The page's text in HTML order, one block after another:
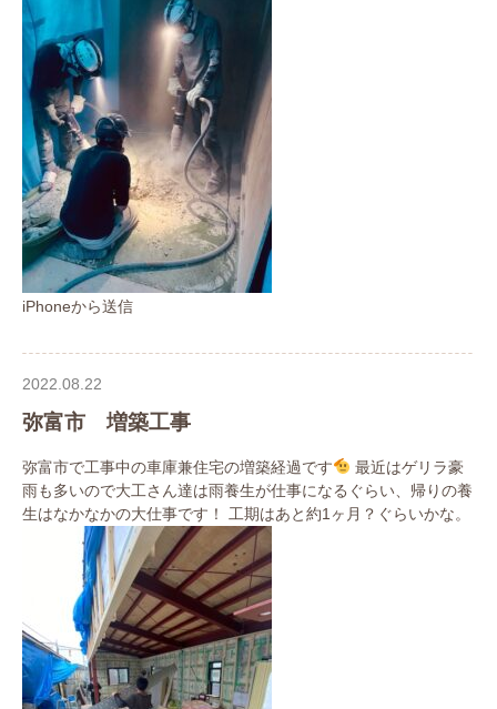
iPhoneから送信
2022.08.22
弥富市 増築工事
弥富市で工事中の車庫兼住宅の増築経過です
最近はゲリラ豪
雨も多いので大工さん達は雨養生が仕事になるぐらい、帰りの養
生はなかなかの大仕事です！ 工期はあと約1ヶ月？ぐらいかな。